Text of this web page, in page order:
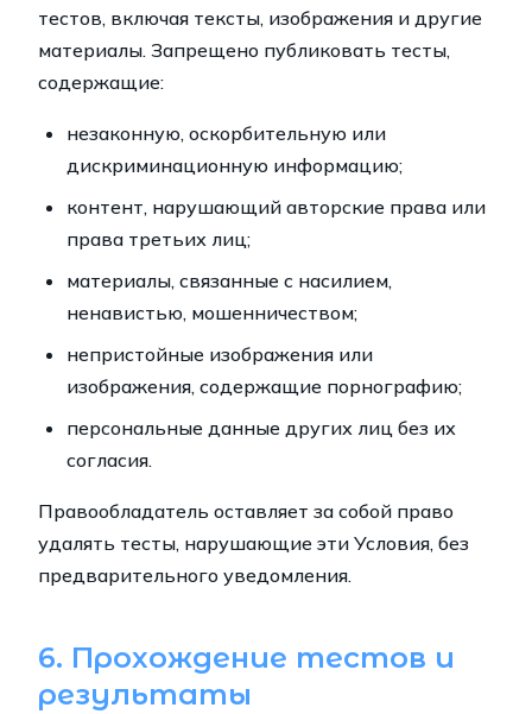
тестов, включая тексты, изображения и другие
материалы. Запрещено публиковать тесты,
содержащие:
незаконную, оскорбительную или
дискриминационную информацию;
контент, нарушающий авторские права или
права третьих лиц;
материалы, связанные с насилием,
ненавистью, мошенничеством;
непристойные изображения или
изображения, содержащие порнографию;
персональные данные других лиц без их
согласия.
Правообладатель оставляет за собой право
удалять тесты, нарушающие эти Условия, без
предварительного уведомления.
6. Прохождение тестов и
результаты